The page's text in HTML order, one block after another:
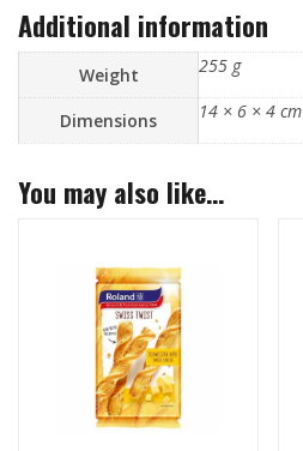
Additional information
Weight 255 g
Dimensions 14 × 6 × 4 cm
You may also like…